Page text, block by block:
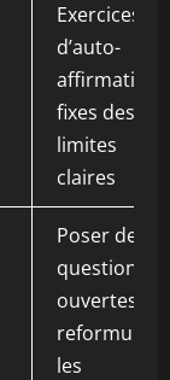
Exercices
d’auto-
affirmation;
fixes des
limites
claires
Poser des
questions
ouvertes;
reformuler
les